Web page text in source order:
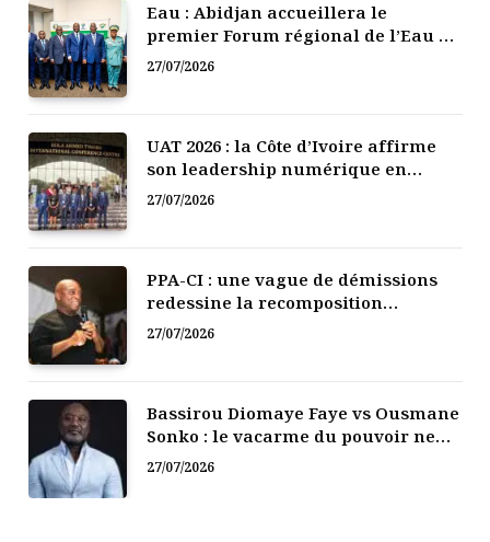
Eau : Abidjan accueillera le
premier Forum régional de l’Eau de
l’Afrique de l’Ouest
27/07/2026
UAT 2026 : la Côte d’Ivoire affirme
son leadership numérique en
Afrique
27/07/2026
PPA-CI : une vague de démissions
redessine la recomposition
politique
27/07/2026
Bassirou Diomaye Faye vs Ousmane
Sonko : le vacarme du pouvoir ne
doit pas faire oublier les liens de la
27/07/2026